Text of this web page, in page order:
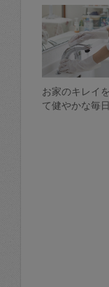
お家のキレイ
て健やかな毎